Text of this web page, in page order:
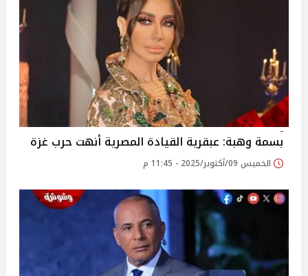
بسمة وهبة: عبقرية القيادة المصرية أنهت حرب غزة
الخميس 09/أكتوبر/2025 - 11:45 م